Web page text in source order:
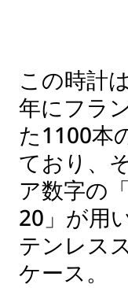
この時計
年にフラ
た1100本
ており、
ア数字の
20」が用
テンレス
ケース。